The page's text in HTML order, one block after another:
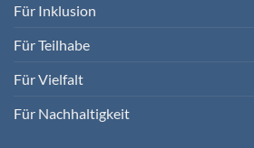
Für Inklusion
Für Teilhabe
Für Vielfalt
Für Nachhaltigkeit